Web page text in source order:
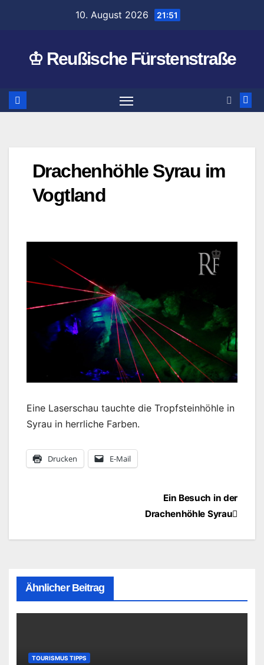
10. August 2026 21:51
♔ Reußische Fürstenstraße
Drachenhöhle Syrau im
Vogtland
Eine Laserschau tauchte die Tropfsteinhöhle in
Syrau in herrliche Farben.
Drucken E-Mail
BeitragsnavigationEin Besuch in der
Drachenhöhle Syrau
Ähnlicher Beitrag
TOURISMUS TIPPS